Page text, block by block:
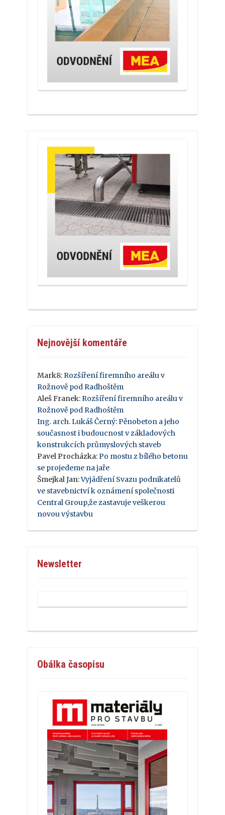
Nejnovější komentáře
Mark8: Rozšíření firemního areálu v
Rožnově pod Radhoštěm
Aleš Franek: Rozšíření firemního areálu v
Rožnově pod Radhoštěm
Ing. arch. Lukáš Černý: Pěnobeton a jeho
současnost i budoucnost v základových
konstrukcích průmyslových staveb
Pavel Procházka: Po mostu z bílého betonu
se projedeme na jaře
Šmejkal Jan:Vyjádření Svazu podnikatelů
ve stavebnictví k oznámení společnosti
Central Group,že zastavuje veškerou
novou výstavbu
Newsletter
Obálka časopisu